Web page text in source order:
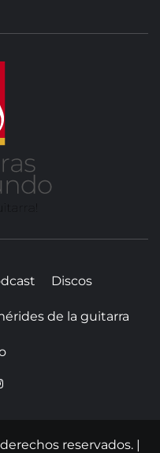
Discos
de la guitarra
reservados. |